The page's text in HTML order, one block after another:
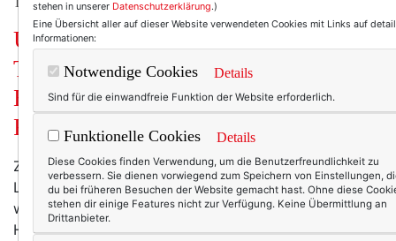
Und sonst so, Frau
Texterella? (Home-Farming, vegane
Ernährung und der schönste Look in
Rot und Pink.)
Zum ersten Mal in diesem Jahr sitze ich mit meinem
Laptop auf dem Balkon, um zu schreiben. Unglaublich,
wie grün alles geworden ist – innerhalb weniger Tage.
Hatte es nicht letzte Woche noch geschneit? Und jetzt
stehen in unserer Datenschutzerklärung.)
Eine Übersicht aller auf dieser Website verwendeten Cookies mit Links auf
Informationen:
Notwendige Cookies Details
Sind für die einwandfreie Funktion der Website erforderlich.
Funktionelle Cookies Details
Diese Cookies finden Verwendung, um die Benutzerfreundlichkeit zu
verbessern. Sie dienen vorwiegend zum Speichern von Einstellungen,
du bei früheren Besuchen der Website gemacht hast. Ohne diese
stehen dir einige Features nicht zur Verfügung. Keine Übermittlung an
Drittanbieter.